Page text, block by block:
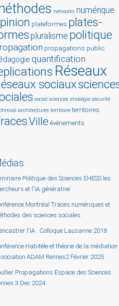
networks numérique
plateformes plates-
pluralisme politique
propagations public
quantification
Réseaux
sociaux
social sciences stratégie sécurité
architectures territoire territoires
Ville événements
Politique des Sciences EHESS les
et l'IA générative
Montréal Traces numériques et
des sciences sociales
l'IA . Colloque Lausanne 2018
Habitèle et théorie de la médiation
ADAM Rennes2 Février 2025
Propagations Espace des Sciences
3 Dec 2024